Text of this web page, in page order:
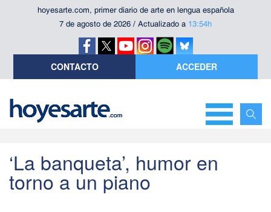
hoyesarte.com, primer diario de arte en lengua española
7 de agosto de 2026 / Actualizado a 13:54h
CONTACTO ACCEDER
‘La banqueta’, humor en
torno a un piano